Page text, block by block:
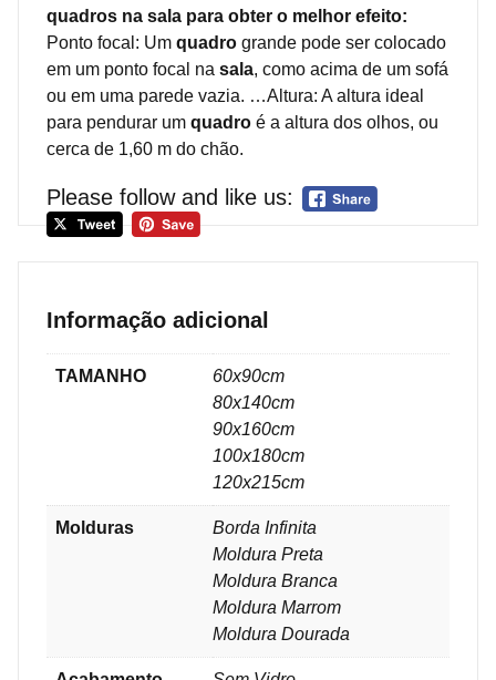
quadros na sala para obter o melhor efeito:
Ponto focal: Um quadro grande pode ser colocado
em um ponto focal na sala, como acima de um sofá
ou em uma parede vazia. …Altura: A altura ideal
para pendurar um quadro é a altura dos olhos, ou
cerca de 1,60 m do chão.
Please follow and like us:
Informação adicional
TAMANHO
60x90cm
80x140cm
90x160cm
100x180cm
120x215cm
Molduras
Borda Infinita
Moldura Preta
Moldura Branca
Moldura Marrom
Moldura Dourada